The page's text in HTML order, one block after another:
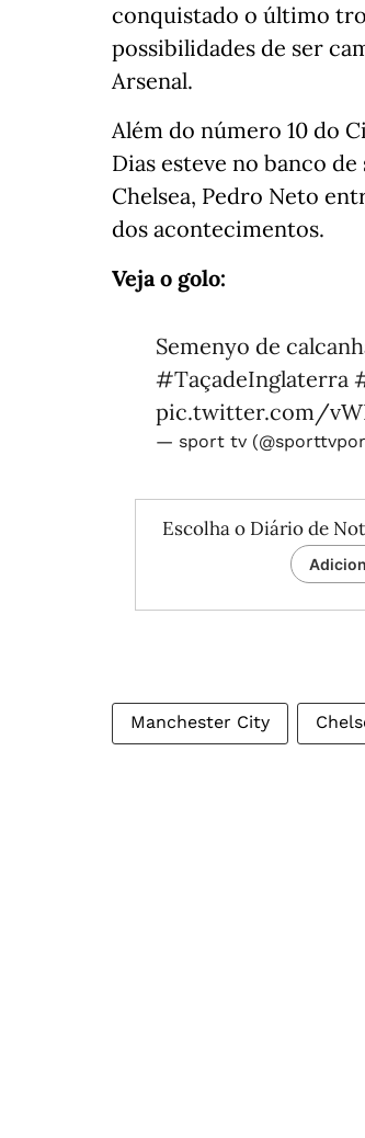
conquistado o último
possibilidades de ser
Arsenal.
Além do número 10 do
Dias esteve no banco
Chelsea, Pedro Neto
dos acontecimentos.
Veja o golo:
Semenyo de
#TaçadeInglaterra
pic.twitter.com/
— sport tv
Escolha o Diário de
Manchester City